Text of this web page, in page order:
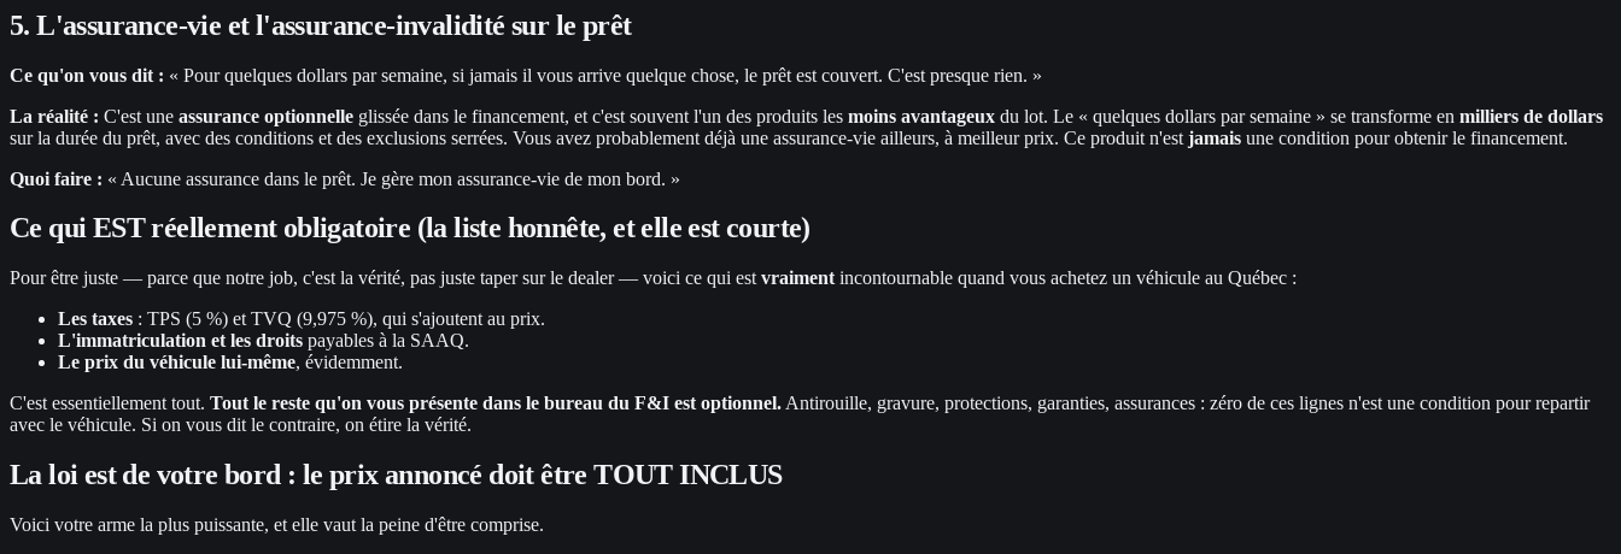
5. L'assurance-vie et l'assurance-invalidité sur le prêt
Ce qu'on vous dit : « Pour quelques dollars par semaine, si jamais il vous arrive quelque chose, le prêt est couvert. C'est presque rien. »
La réalité : C'est une assurance optionnelle glissée dans le financement, et c'est souvent l'un des produits les moins avantageux du lot. Le « quelques dollars par semaine » se transforme en milliers de dollars
sur la durée du prêt, avec des conditions et des exclusions serrées. Vous avez probablement déjà une assurance-vie ailleurs, à meilleur prix. Ce produit n'est jamais une condition pour obtenir le financement.
Quoi faire : « Aucune assurance dans le prêt. Je gère mon assurance-vie de mon bord. »
Ce qui EST réellement obligatoire (la liste honnête, et elle est courte)
Pour être juste — parce que notre job, c'est la vérité, pas juste taper sur le dealer — voici ce qui est vraiment incontournable quand vous achetez un véhicule au Québec :
Les taxes : TPS (5 %) et TVQ (9,975 %), qui s'ajoutent au prix.
L'immatriculation et les droits payables à la SAAQ.
Le prix du véhicule lui-même, évidemment.
C'est essentiellement tout. Tout le reste qu'on vous présente dans le bureau du F&I est optionnel. Antirouille, gravure, protections, garanties, assurances : zéro de ces lignes n'est une condition pour repartir
avec le véhicule. Si on vous dit le contraire, on étire la vérité.
La loi est de votre bord : le prix annoncé doit être TOUT INCLUS
Voici votre arme la plus puissante, et elle vaut la peine d'être comprise.